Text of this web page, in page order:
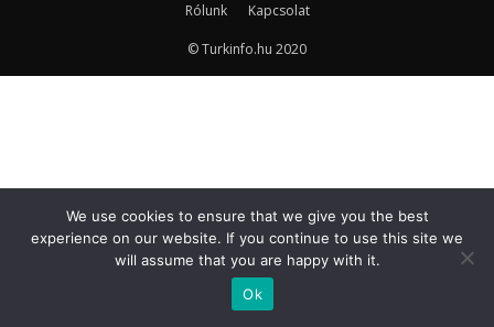
Rólunk
Kapcsolat
© Turkinfo.hu 2020
We use cookies to ensure that we give you the best
experience on our website. If you continue to use this site we
will assume that you are happy with it.
Ok